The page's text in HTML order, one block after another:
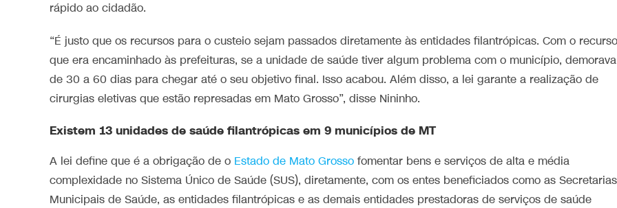
rápido ao cidadão.
“É justo que os recursos para o custeio sejam passados diretamente às entidades filantrópicas. Com o recurso
que era encaminhado às prefeituras, se a unidade de saúde tiver algum problema com o município, demorava
de 30 a 60 dias para chegar até o seu objetivo final. Isso acabou. Além disso, a lei garante a realização de
cirurgias eletivas que estão represadas em Mato Grosso”, disse Nininho.
Existem 13 unidades de saúde filantrópicas em 9 municípios de MT
A lei define que é a obrigação de o Estado de Mato Grosso fomentar bens e serviços de alta e média
complexidade no Sistema Único de Saúde (SUS), diretamente, com os entes beneficiados como as Secretarias
Municipais de Saúde, as entidades filantrópicas e as demais entidades prestadoras de serviços de saúde